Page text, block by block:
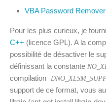
VBA Password
Pour les plus curieux, je
C++ (licence GPL). A la
possibilité de désactiver le
définissant la constante
compilation -
support de ce format, vous